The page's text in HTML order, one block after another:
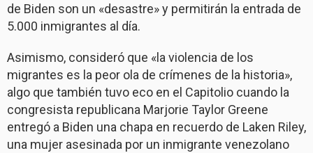
de Biden son un «desastre» y permitirán la entrada de
5.000 inmigrantes al día.
Asimismo, consideró que «la violencia de los
migrantes es la peor ola de crímenes de la historia»,
algo que también tuvo eco en el Capitolio cuando la
congresista republicana Marjorie Taylor Greene
entregó a Biden una chapa en recuerdo de Laken Riley,
una mujer asesinada por un inmigrante venezolano